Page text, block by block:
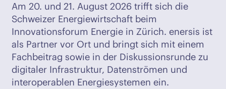
Am 20. und 21. August 2026 trifft sich die
Schweizer Energiewirtschaft beim
Innovationsforum Energie in Zürich. enersis ist
als Partner vor Ort und bringt sich mit einem
Fachbeitrag sowie in der Diskussionsrunde zu
digitaler Infrastruktur, Datenströmen und
interoperablen Energiesystemen ein.